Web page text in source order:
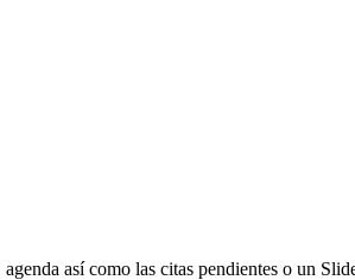
así como las citas pendientes o un